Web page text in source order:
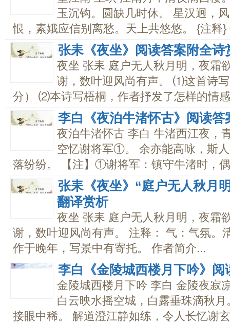
玉沉钩。圆缺几时休。 星汉迥，
恨，素娥应信别离愁。天上共悠悠。 {注释
张耒《夜坐》阅读答案附全诗
夜坐 张耒 庭户无人秋月明，夜霜
谢，数叶迎风尚有声。 ⑴这首诗
分） ⑵本诗写梧桐，作者抒发了怎样的情
李白《夜泊牛渚怀古》阅读答
夜泊牛渚怀古 李白 牛渚西江夜，
空忆谢将军①。 余亦能高咏，斯
落纷纷。 【注】①谢将军：镇守牛渚时，
张耒《夜坐》“庭户无人秋月
翻译赏析
夜坐 张耒 庭户无人秋月明，夜霜
谢，数叶迎风尚有声。 注释： 气：气氛。
作于晚年，写景中有寄托。 作者简介...
李白《金陵城西楼月下吟》阅
金陵城西楼月下吟 李白 金陵夜寂
白云映水摇空城，白露垂珠滴秋
接眼中稀。 解道澄江静如练，令人长忆谢